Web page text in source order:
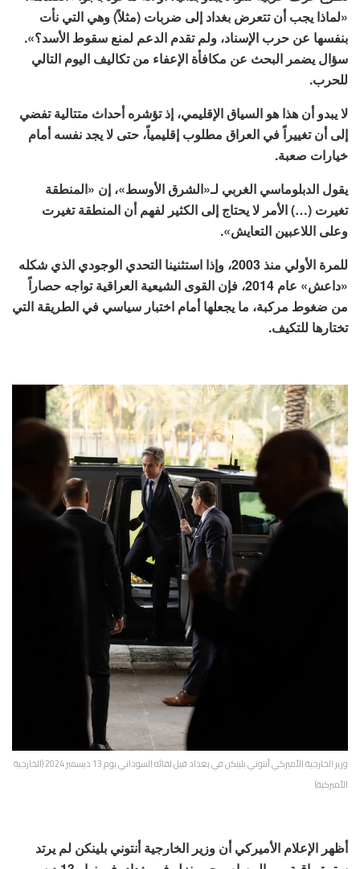
«لماذا يجب أن تتعرض بغداد إلى ضربات (مثلاً) وهي التي نأت
بنفسها عن حرب الإسناد، ولم تقدم الدعم لمنع سقوط الأسد؟».
سؤال يضمر البحث عن مكافأة الإعفاء من تكاليف اليوم التالي
للحرب.
لا يبدو أن هذا هو السياق الإقليمي، إذ تؤشره أحداث متتالية تفضي
إلى أن تغييراً في العراق مطلوب إقليمياً، حتى لا يجد نفسه أمام
خيارات صعبة.
يقول الدبلوماسي الغربي لـ«الشرق الأوسط»، إن «المنطقة
تغيرت (…) الأمر لا يحتاج إلى الكثير لفهم أن المنطقة تغيرت
وعلى اللاعبين التعايش».
للمرة الأولي منذ 2003، وإذا استثنينا التحدي الوجودي الذي شكله
«داعش» عام 2014، فإن القوى الشيعية العراقية تواجه حصاراً
من ضغوط مركبة، ما يجعلها أمام اختبار سياسي في الطريقة التي
تختارها للتكيف.
وزير الخارجية الأميركي أنتوني بلينكن في بغداد قبل لقائه السوداني يوم 13 ديسمبر 2024 (الخارجية
الأميركية)
أظهر الإعلام الأميركي أن وزير الخارجية أنتوني بلينكن لم يرتد